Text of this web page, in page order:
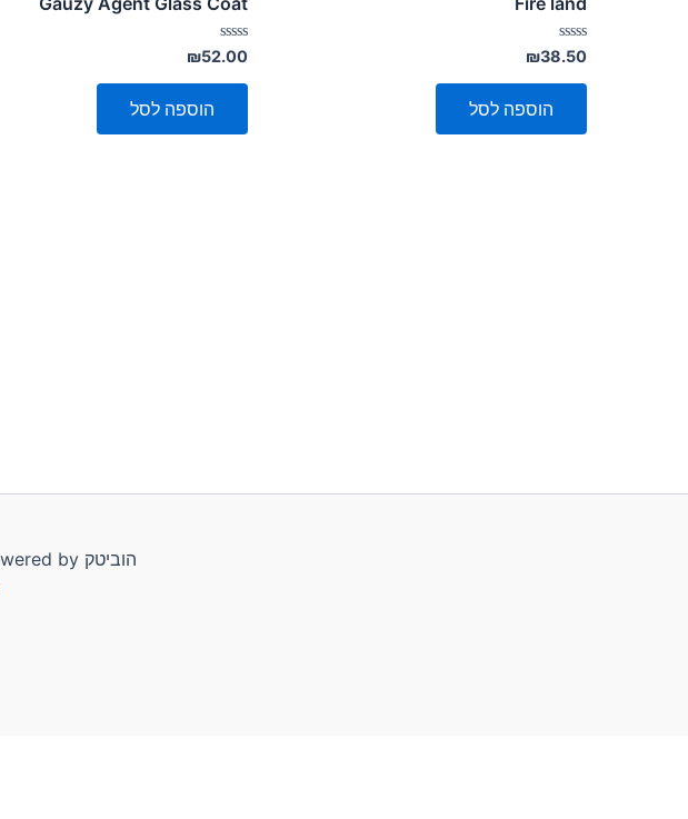
דורג
0
מתוך
₪38.50
הוספה לסל
דורג
0
מתוך
₪52.00
הוספה לסל
Copyright © 2026 הוביטק | Powered by הוביטק